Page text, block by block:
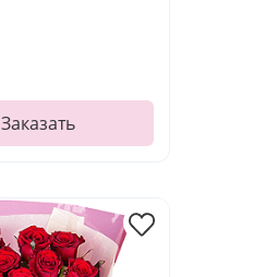
Заказать